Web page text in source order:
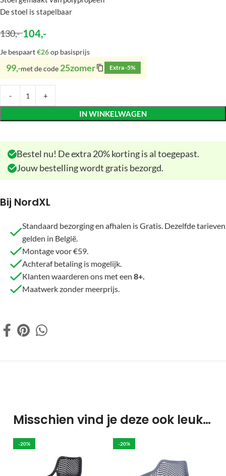
De stoel is stapelbaar
130,- 104,-
Je bespaart€26op basisprijs
99,-met de code 25zomer Extra -5%
IN WINKELWAGEN
Bestel nu! De extra 20% korting is al toegepast.
Jouw bestelling wordt gratis bezorgd.
Bij NordXL
Standaard bezorging en afhalen is Gratis. Dezelfde tarieven
gelden in België.
Montage voor €59.
Achteraf betaling is mogelijk.
Klanten waarderen ons met een 8+.
Maatwerk zonder meerprijs.
Misschien vind je deze ook leuk…
-20% -20%